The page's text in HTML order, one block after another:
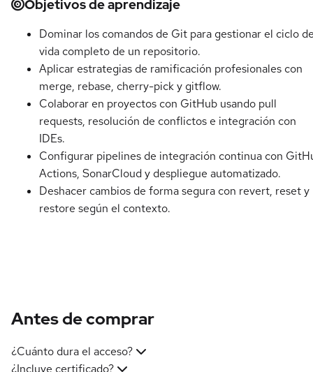
Objetivos de aprendizaje
Dominar los comandos de Git para gestionar el ciclo
vida completo de un repositorio.
Aplicar estrategias de ramificación profesionales con
merge, rebase, cherry-pick y gitflow.
Colaborar en proyectos con GitHub usando pull
requests, resolución de conflictos e integración con
IDEs.
Configurar pipelines de integración continua con
Actions, SonarCloud y despliegue automatizado.
Deshacer cambios de forma segura con revert, reset y
restore según el contexto.
Antes de comprar
¿Cuánto dura el acceso?
¿Incluye certificado?